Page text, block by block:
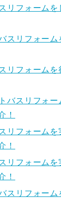
リフォームを
スリフォーム
リフォーム
バスリフォー
！
リフォーム
！
リフォームを
！
スリフォー